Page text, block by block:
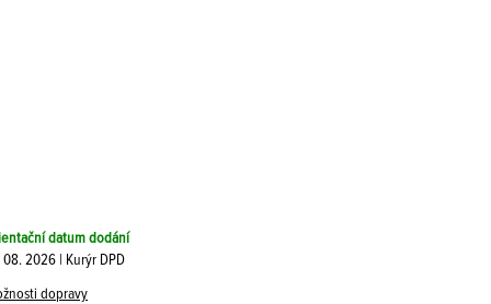
datum dodání
08. 2026 | Kurýr DPD
dopravy